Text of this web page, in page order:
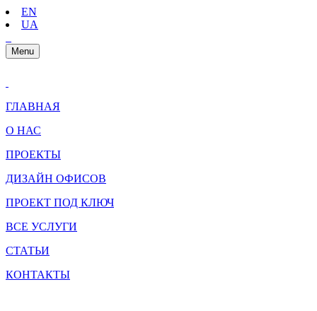
EN
UA
Menu
ГЛАВНАЯ
О НАС
ПРОЕКТЫ
ДИЗАЙН ОФИСОВ
ПРОЕКТ ПОД КЛЮЧ
ВСЕ УСЛУГИ
СТАТЬИ
КОНТАКТЫ